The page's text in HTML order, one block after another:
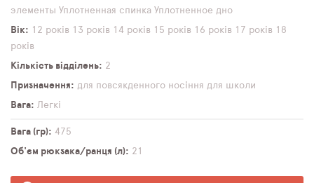
элементы Уплотненная спинка Уплотненное дно
Вік
12 років 13 років 14 років 15 років 16 років 17 років 18
років
Кількість відділень
2
Призначення
для повсякденного носіння для школи
Вага
Легкі
Вага (гр)
475
Об'єм рюкзака/ранця (л)
21